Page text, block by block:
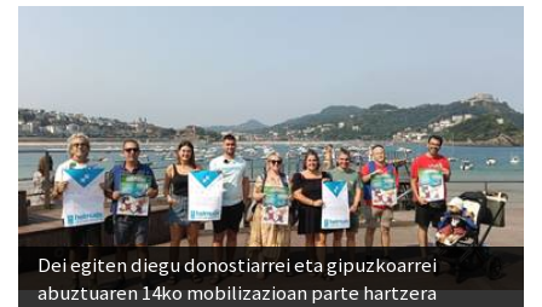
Dei egiten diegu donostiarrei eta gipuzkoarrei
abuztuaren 14ko mobilizazioan parte hartzera